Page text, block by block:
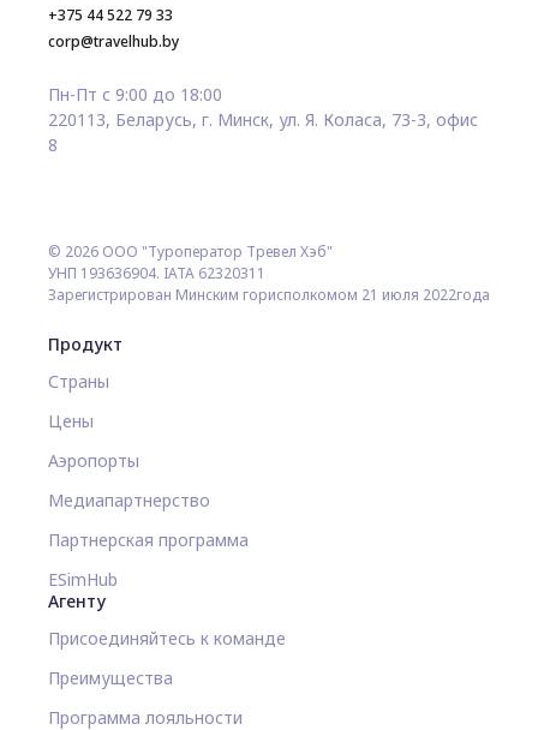
+375 44 522 79 33
corp@travelhub.by
Пн-Пт с 9:00 до 18:00
220113, Беларусь, г. Минск, ул. Я. Коласа, 73-3, офис
8
© 2026 ООО "Туроператор Тревел Хэб"
УНП 193636904. IATA 62320311
Зарегистрирован Минским горисполкомом 21 июля 2022года
Продукт
Страны
Цены
Аэропорты
Медиапартнерство
Партнерская программа
ESimHub
Агенту
Присоединяйтесь к команде
Преимущества
Программа лояльности